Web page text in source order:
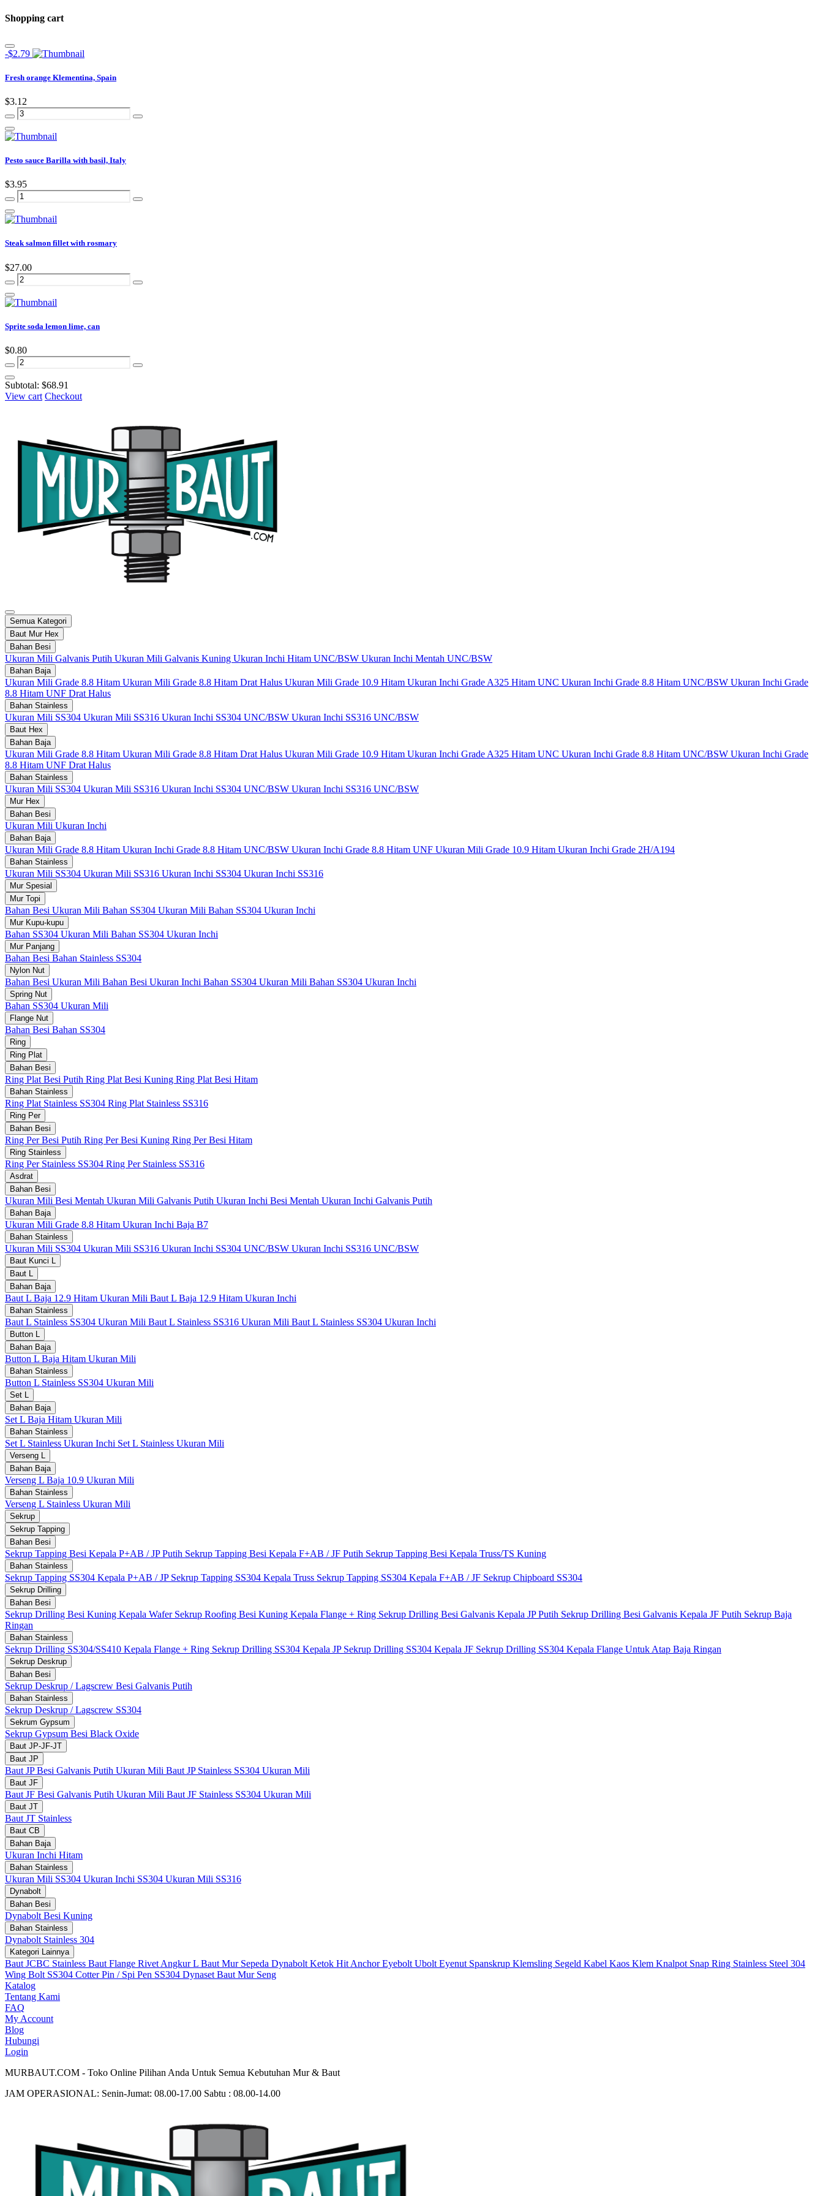
Shopping cart
-$2.79
Fresh orange Klementina, Spain
$3.12
Pesto sauce Barilla with basil, Italy
$3.95
Steak salmon fillet with rosmary
$27.00
Sprite soda lemon lime, can
$0.80
Subtotal: $68.91
View cart Checkout
Semua Kategori
Baut Mur Hex
Bahan Besi
Ukuran Mili Galvanis Putih Ukuran Mili Galvanis Kuning Ukuran Inchi Hitam UNC/BSW Ukuran Inchi Mentah UNC/BSW
Bahan Baja
Ukuran Mili Grade 8.8 Hitam Ukuran Mili Grade 8.8 Hitam Drat Halus Ukuran Mili Grade 10.9 Hitam Ukuran Inchi Grade A325 Hitam UNC Ukuran Inchi Grade 8.8 Hitam UNC/BSW Ukuran Inchi Grade
8.8 Hitam UNF Drat Halus
Bahan Stainless
Ukuran Mili SS304 Ukuran Mili SS316 Ukuran Inchi SS304 UNC/BSW Ukuran Inchi SS316 UNC/BSW
Baut Hex
Bahan Baja
Ukuran Mili Grade 8.8 Hitam Ukuran Mili Grade 8.8 Hitam Drat Halus Ukuran Mili Grade 10.9 Hitam Ukuran Inchi Grade A325 Hitam UNC Ukuran Inchi Grade 8.8 Hitam UNC/BSW Ukuran Inchi Grade
8.8 Hitam UNF Drat Halus
Bahan Stainless
Ukuran Mili SS304 Ukuran Mili SS316 Ukuran Inchi SS304 UNC/BSW Ukuran Inchi SS316 UNC/BSW
Mur Hex
Bahan Besi
Ukuran Mili Ukuran Inchi
Bahan Baja
Ukuran Mili Grade 8.8 Hitam Ukuran Inchi Grade 8.8 Hitam UNC/BSW Ukuran Inchi Grade 8.8 Hitam UNF Ukuran Mili Grade 10.9 Hitam Ukuran Inchi Grade 2H/A194
Bahan Stainless
Ukuran Mili SS304 Ukuran Mili SS316 Ukuran Inchi SS304 Ukuran Inchi SS316
Mur Spesial
Mur Topi
Bahan Besi Ukuran Mili Bahan SS304 Ukuran Mili Bahan SS304 Ukuran Inchi
Mur Kupu-kupu
Bahan SS304 Ukuran Mili Bahan SS304 Ukuran Inchi
Mur Panjang
Bahan Besi Bahan Stainless SS304
Nylon Nut
Bahan Besi Ukuran Mili Bahan Besi Ukuran Inchi Bahan SS304 Ukuran Mili Bahan SS304 Ukuran Inchi
Spring Nut
Bahan SS304 Ukuran Mili
Flange Nut
Bahan Besi Bahan SS304
Ring
Ring Plat
Bahan Besi
Ring Plat Besi Putih Ring Plat Besi Kuning Ring Plat Besi Hitam
Bahan Stainless
Ring Plat Stainless SS304 Ring Plat Stainless SS316
Ring Per
Bahan Besi
Ring Per Besi Putih Ring Per Besi Kuning Ring Per Besi Hitam
Ring Stainless
Ring Per Stainless SS304 Ring Per Stainless SS316
Asdrat
Bahan Besi
Ukuran Mili Besi Mentah Ukuran Mili Galvanis Putih Ukuran Inchi Besi Mentah Ukuran Inchi Galvanis Putih
Bahan Baja
Ukuran Mili Grade 8.8 Hitam Ukuran Inchi Baja B7
Bahan Stainless
Ukuran Mili SS304 Ukuran Mili SS316 Ukuran Inchi SS304 UNC/BSW Ukuran Inchi SS316 UNC/BSW
Baut Kunci L
Baut L
Bahan Baja
Baut L Baja 12.9 Hitam Ukuran Mili Baut L Baja 12.9 Hitam Ukuran Inchi
Bahan Stainless
Baut L Stainless SS304 Ukuran Mili Baut L Stainless SS316 Ukuran Mili Baut L Stainless SS304 Ukuran Inchi
Button L
Bahan Baja
Button L Baja Hitam Ukuran Mili
Bahan Stainless
Button L Stainless SS304 Ukuran Mili
Set L
Bahan Baja
Set L Baja Hitam Ukuran Mili
Bahan Stainless
Set L Stainless Ukuran Inchi Set L Stainless Ukuran Mili
Verseng L
Bahan Baja
Verseng L Baja 10.9 Ukuran Mili
Bahan Stainless
Verseng L Stainless Ukuran Mili
Sekrup
Sekrup Tapping
Bahan Besi
Sekrup Tapping Besi Kepala P+AB / JP Putih Sekrup Tapping Besi Kepala F+AB / JF Putih Sekrup Tapping Besi Kepala Truss/TS Kuning
Bahan Stainless
Sekrup Tapping SS304 Kepala P+AB / JP Sekrup Tapping SS304 Kepala Truss Sekrup Tapping SS304 Kepala F+AB / JF Sekrup Chipboard SS304
Sekrup Drilling
Bahan Besi
Sekrup Drilling Besi Kuning Kepala Wafer Sekrup Roofing Besi Kuning Kepala Flange + Ring Sekrup Drilling Besi Galvanis Kepala JP Putih Sekrup Drilling Besi Galvanis Kepala JF Putih Sekrup Baja
Ringan
Bahan Stainless
Sekrup Drilling SS304/SS410 Kepala Flange + Ring Sekrup Drilling SS304 Kepala JP Sekrup Drilling SS304 Kepala JF Sekrup Drilling SS304 Kepala Flange Untuk Atap Baja Ringan
Sekrup Deskrup
Bahan Besi
Sekrup Deskrup / Lagscrew Besi Galvanis Putih
Bahan Stainless
Sekrup Deskrup / Lagscrew SS304
Sekrum Gypsum
Sekrup Gypsum Besi Black Oxide
Baut JP-JF-JT
Baut JP
Baut JP Besi Galvanis Putih Ukuran Mili Baut JP Stainless SS304 Ukuran Mili
Baut JF
Baut JF Besi Galvanis Putih Ukuran Mili Baut JF Stainless SS304 Ukuran Mili
Baut JT
Baut JT Stainless
Baut CB
Bahan Baja
Ukuran Inchi Hitam
Bahan Stainless
Ukuran Mili SS304 Ukuran Inchi SS304 Ukuran Mili SS316
Dynabolt
Bahan Besi
Dynabolt Besi Kuning
Bahan Stainless
Dynabolt Stainless 304
Kategori Lainnya
Baut JCBC Stainless Baut Flange Rivet Angkur L Baut Mur Sepeda Dynabolt Ketok Hit AnchorEyebolt Ubolt Eyenut Spanskrup Klemsling Segeld Kabel Kaos Klem Knalpot Snap Ring Stainless Steel 304
Wing Bolt SS304 Cotter Pin / Spi Pen SS304 Dynaset Baut Mur Seng
Katalog
Tentang Kami
FAQ
My Account
Blog
Hubungi
Login
MURBAUT.COM - Toko Online Pilihan Anda Untuk Semua Kebutuhan Mur & Baut
JAM OPERASIONAL: Senin-Jumat: 08.00-17.00 Sabtu : 08.00-14.00